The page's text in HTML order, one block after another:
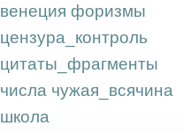
венеция форизмы
цензура_контроль
цитаты_фрагменты
числа чужая_всячина
школа